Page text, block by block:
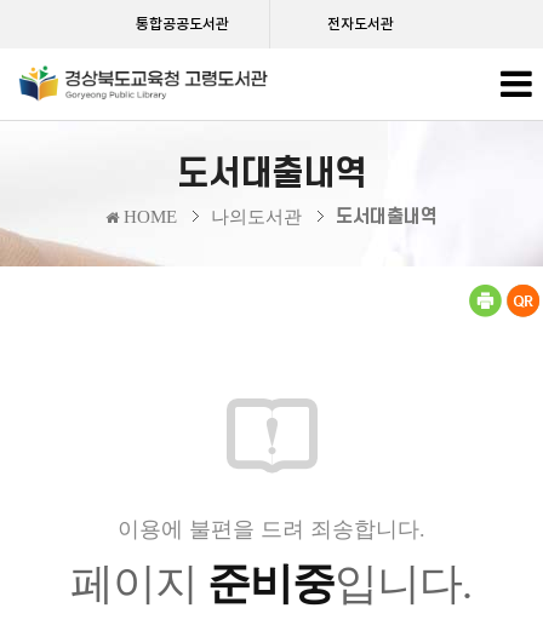
통합공공도서관 전자도서관
도서대출내역
HOME 나의도서관 도서대출내역
이용에 불편을 드려 죄송합니다.
페이지 준비중입니다.